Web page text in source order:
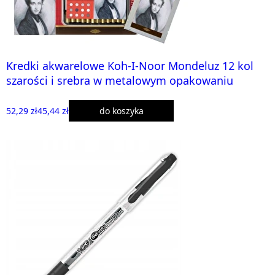
Kredki akwarelowe Koh-I-Noor Mondeluz 12 kol
szarości i srebra w metalowym opakowaniu
52,29 zł45,44 zł do koszyka